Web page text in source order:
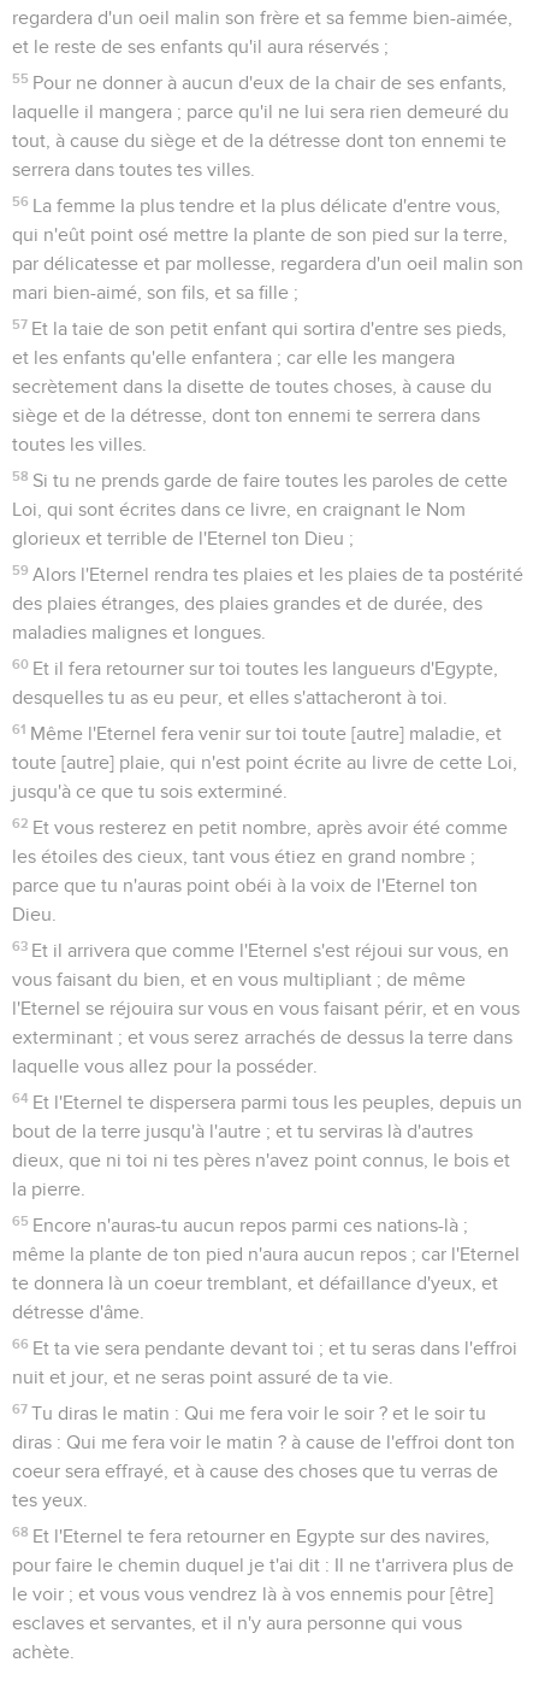
regardera d'un oeil malin son frère et sa femme bien-aimée,
et le reste de ses enfants qu'il aura réservés ;
55 Pour ne donner à aucun d'eux de la chair de ses enfants,
laquelle il mangera ; parce qu'il ne lui sera rien demeuré du
tout, à cause du siège et de la détresse dont ton ennemi te
serrera dans toutes tes villes.
56 La femme la plus tendre et la plus délicate d'entre vous,
qui n'eût point osé mettre la plante de son pied sur la terre,
par délicatesse et par mollesse, regardera d'un oeil malin son
mari bien-aimé, son fils, et sa fille ;
57 Et la taie de son petit enfant qui sortira d'entre ses pieds,
et les enfants qu'elle enfantera ; car elle les mangera
secrètement dans la disette de toutes choses, à cause du
siège et de la détresse, dont ton ennemi te serrera dans
toutes les villes.
58 Si tu ne prends garde de faire toutes les paroles de cette
Loi, qui sont écrites dans ce livre, en craignant le Nom
glorieux et terrible de l'Eternel ton Dieu ;
59 Alors l'Eternel rendra tes plaies et les plaies de ta postérité
des plaies étranges, des plaies grandes et de durée, des
maladies malignes et longues.
60 Et il fera retourner sur toi toutes les langueurs d'Egypte,
desquelles tu as eu peur, et elles s'attacheront à toi.
61 Même l'Eternel fera venir sur toi toute [autre] maladie, et
toute [autre] plaie, qui n'est point écrite au livre de cette Loi,
jusqu'à ce que tu sois exterminé.
62 Et vous resterez en petit nombre, après avoir été comme
les étoiles des cieux, tant vous étiez en grand nombre ;
parce que tu n'auras point obéi à la voix de l'Eternel ton
Dieu.
63 Et il arrivera que comme l'Eternel s'est réjoui sur vous, en
vous faisant du bien, et en vous multipliant ; de même
l'Eternel se réjouira sur vous en vous faisant périr, et en vous
exterminant ; et vous serez arrachés de dessus la terre dans
laquelle vous allez pour la posséder.
64 Et l'Eternel te dispersera parmi tous les peuples, depuis un
bout de la terre jusqu'à l'autre ; et tu serviras là d'autres
dieux, que ni toi ni tes pères n'avez point connus, le bois et
la pierre.
65 Encore n'auras-tu aucun repos parmi ces nations-là ;
même la plante de ton pied n'aura aucun repos ; car l'Eternel
te donnera là un coeur tremblant, et défaillance d'yeux, et
détresse d'âme.
66 Et ta vie sera pendante devant toi ; et tu seras dans l'effroi
nuit et jour, et ne seras point assuré de ta vie.
67 Tu diras le matin : Qui me fera voir le soir ? et le soir tu
diras : Qui me fera voir le matin ? à cause de l'effroi dont ton
coeur sera effrayé, et à cause des choses que tu verras de
tes yeux.
68 Et l'Eternel te fera retourner en Egypte sur des navires,
pour faire le chemin duquel je t'ai dit : Il ne t'arrivera plus de
le voir ; et vous vous vendrez là à vos ennemis pour [être]
esclaves et servantes, et il n'y aura personne qui vous
achète.